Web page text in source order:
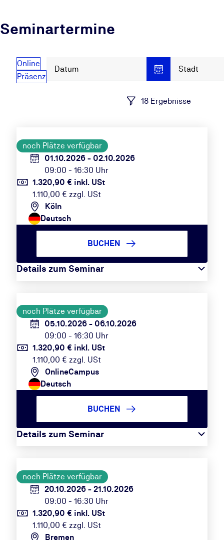
Seminartermine
Online
Präsenz
Datum Stadt
18 Ergebnisse
noch Plätze verfügbar
01.10.2026 - 02.10.2026
09:00 - 16:30 Uhr
1.320,90 € inkl. USt
1.110,00 € zzgl. USt
Köln
Deutsch
Details zum Seminar
BUCHEN
noch Plätze verfügbar
05.10.2026 - 06.10.2026
09:00 - 16:30 Uhr
1.320,90 € inkl. USt
1.110,00 € zzgl. USt
OnlineCampus
Deutsch
Details zum Seminar
BUCHEN
noch Plätze verfügbar
20.10.2026 - 21.10.2026
09:00 - 16:30 Uhr
1.320,90 € inkl. USt
1.110,00 € zzgl. USt
Bremen